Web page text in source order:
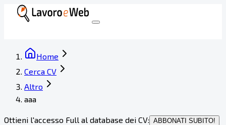
Home
Cerca CV
Altro
aaa
Ottieni l'accesso Full al database dei CV: ABBONATI SUBITO!